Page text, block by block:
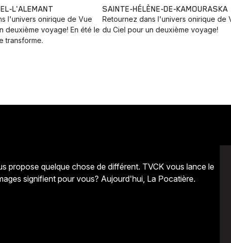
L'ALEMANT
l'univers onirique de Vue
deuxième voyage! En été le
transforme.
SAINTE-HÉLÈNE-DE-KAMOURASKA
Retournez dans l'univers onirique de
du Ciel pour un deuxième voyage!
propose quelque chose de différent. TVCK vous lance le
signifient pour vous? Aujourd'hui, La Pocatière.